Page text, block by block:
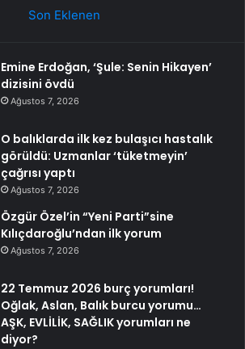
Son Eklenen
Emine Erdoğan, ‘Şule: Senin Hikayen’
dizisini övdü
Ağustos 7, 2026
O balıklarda ilk kez bulaşıcı hastalık
görüldü: Uzmanlar ‘tüketmeyin’
çağrısı yaptı
Ağustos 7, 2026
Özgür Özel’in “Yeni Parti”sine
Kılıçdaroğlu’ndan ilk yorum
Ağustos 7, 2026
22 Temmuz 2026 burç yorumları!
Oğlak, Aslan, Balık burcu yorumu…
AŞK, EVLİLİK, SAĞLIK yorumları ne
diyor?